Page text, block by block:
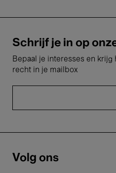
Schrijf je in op
Bepaal je interesses en krijg
recht in je mailbox
Volg ons